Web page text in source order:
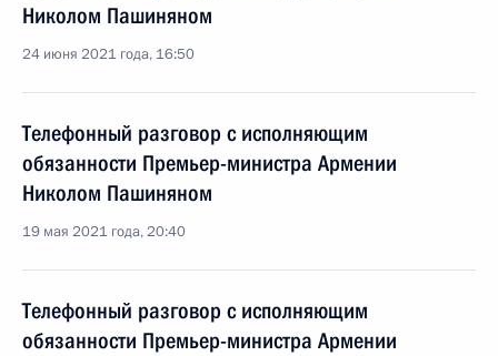
Николом Пашиняном
24 июня 2021 года, 16:50
Телефонный разговор с исполняющим
обязанности Премьер-министра Армении
Николом Пашиняном
19 мая 2021 года, 20:40
Телефонный разговор с исполняющим
обязанности Премьер-министра Армении